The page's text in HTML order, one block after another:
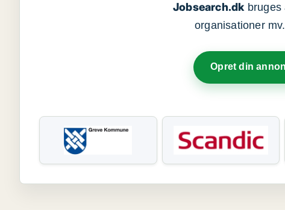
Jobsearch.dkbruges
organisationer
Opret din